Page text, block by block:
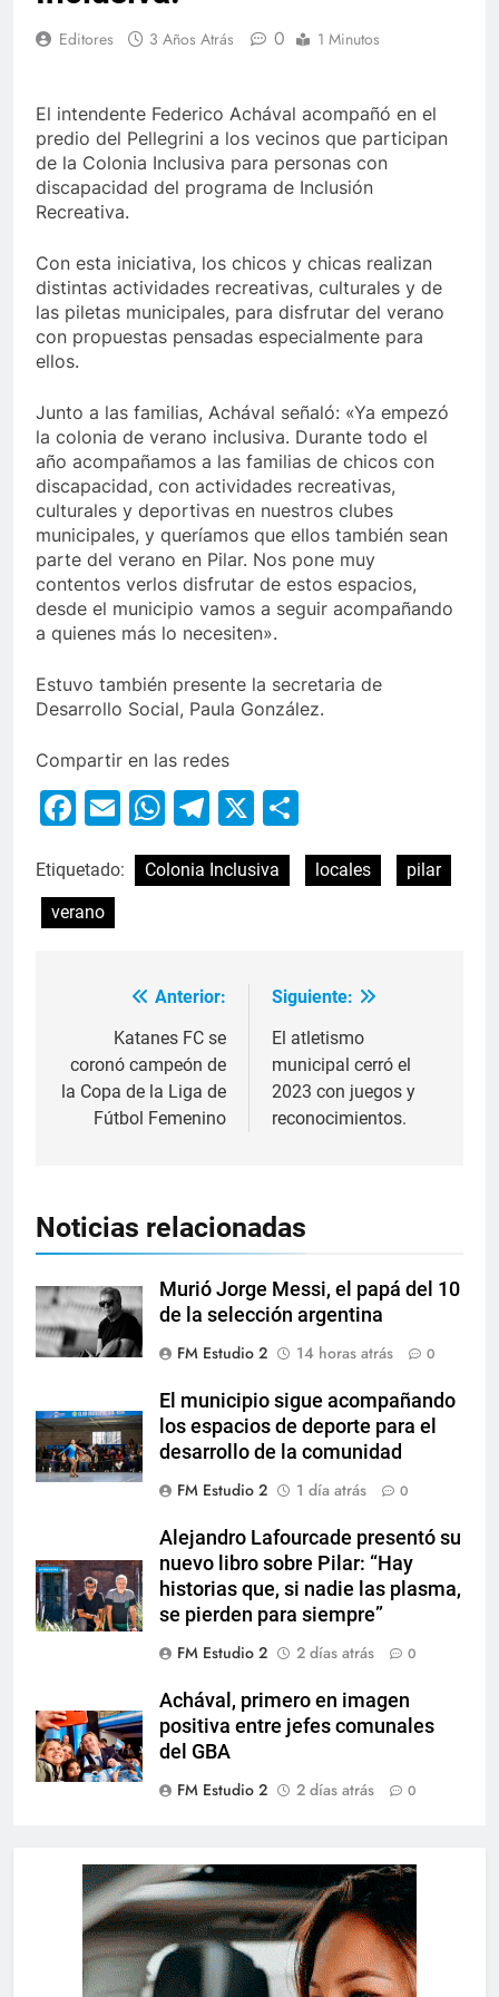
Editores 3 Años Atrás 0 1 Minutos
El intendente Federico Achával acompañó en el
predio del Pellegrini a los vecinos que participan
de la Colonia Inclusiva para personas con
discapacidad del programa de Inclusión
Recreativa.
Con esta iniciativa, los chicos y chicas realizan
distintas actividades recreativas, culturales y de
las piletas municipales, para disfrutar del verano
con propuestas pensadas especialmente para
ellos.
Junto a las familias, Achával señaló: «Ya empezó
la colonia de verano inclusiva. Durante todo el
año acompañamos a las familias de chicos con
discapacidad, con actividades recreativas,
culturales y deportivas en nuestros clubes
municipales, y queríamos que ellos también sean
parte del verano en Pilar. Nos pone muy
contentos verlos disfrutar de estos espacios,
desde el municipio vamos a seguir acompañando
a quienes más lo necesiten».
Estuvo también presente la secretaria de
Desarrollo Social, Paula González.
Compartir en las redes
Facebook
EmailWhatsApp
Telegram
X
Etiquetado: Colonia Inclusiva locales
pilar
verano
Anterior:
Katanes FC se
coronó campeón de
la Copa de la Liga de
Fútbol Femenino
Siguiente:
El atletismo
municipal cerró el
2023 con juegos y
reconocimientos.
Noticias relacionadas
Murió Jorge Messi, el papá del 10
de la selección argentina
FM Estudio 2
14 horas atrás 0
El municipio sigue acompañando
los espacios de deporte para el
desarrollo de la comunidad
FM Estudio 2
1 día atrás 0
Alejandro Lafourcade presentó su
nuevo libro sobre Pilar: “Hay
historias que, si nadie las plasma,
se pierden para siempre”
FM Estudio 2
2 días atrás 0
Achával, primero en imagen
positiva entre jefes comunales
del GBA
FM Estudio 2
2 días atrás 0